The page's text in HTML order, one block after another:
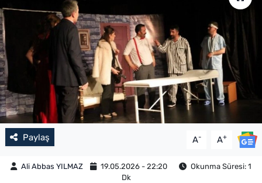
Paylaş A- A+
Ali Abbas YILMAZ 19.05.2026 - 22:20
Okunma Süresi: 1
Dk